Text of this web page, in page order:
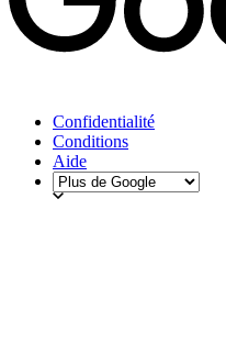
Confidentialité
Conditions
Aide